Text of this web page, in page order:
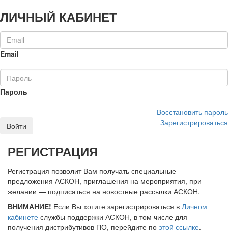
ЛИЧНЫЙ КАБИНЕТ
Email
Пароль
Восстановить пароль
Войти
Зарегистрироваться
РЕГИСТРАЦИЯ
Регистрация позволит Вам получать специальные
предложения АСКОН, приглашения на мероприятия, при
желании — подписаться на новостные рассылки АСКОН.
ВНИМАНИЕ! Если Вы хотите зарегистрироваться в Личном
кабинете службы поддержки АСКОН, в том числе для
получения дистрибутивов ПО, перейдите по этой ссылке.